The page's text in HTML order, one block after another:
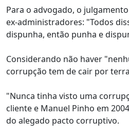
Para o advogado, o
ex-administradores: "Todos
dispunha, então punha e
Considerando não haver
corrupção tem de cair por
"Nunca tinha visto uma
cliente e Manuel Pinho em
do alegado pacto corruptivo.